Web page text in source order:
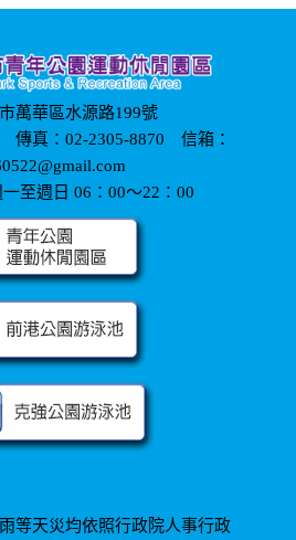
萬華區水源路199號
傳真：02-2305-8870 信箱：
至週日 06：00～22：00
等天災均依照行政院人事行政